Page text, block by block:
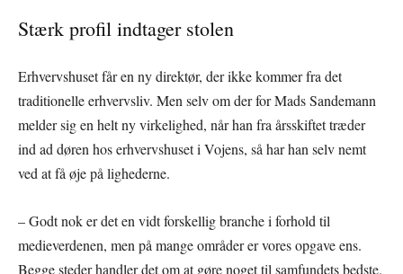
Stærk profil indtager stolen
Erhvervshuset får en ny direktør, der ikke kommer fra det
traditionelle erhvervsliv. Men selv om der for Mads Sandemann
melder sig en helt ny virkelighed, når han fra årsskiftet træder
ind ad døren hos erhvervshuset i Vojens, så har han selv nemt
ved at få øje på lighederne.
– Godt nok er det en vidt forskellig branche i forhold til
medieverdenen, men på mange områder er vores opgave ens.
Begge steder handler det om at gøre noget til samfundets bedste.